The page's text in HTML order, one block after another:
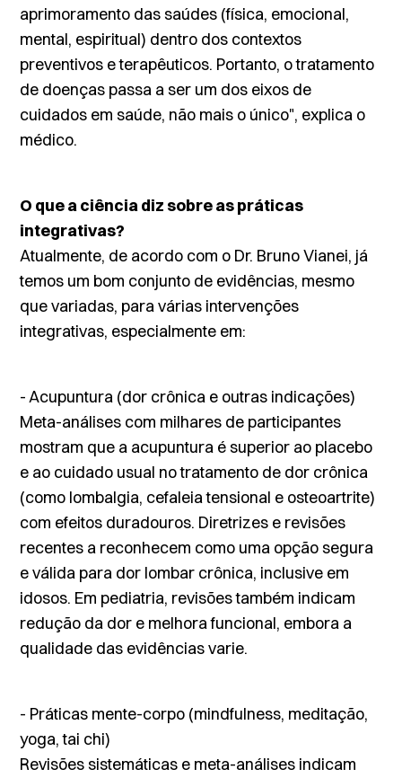
aprimoramento das saúdes (física, emocional,
mental, espiritual) dentro dos contextos
preventivos e terapêuticos. Portanto, o tratamento
de doenças passa a ser um dos eixos de
cuidados em saúde, não mais o único", explica o
médico.
O que a ciência diz sobre as práticas
integrativas?
Atualmente, de acordo com o Dr. Bruno Vianei, já
temos um bom conjunto de evidências, mesmo
que variadas, para várias intervenções
integrativas, especialmente em:
- Acupuntura (dor crônica e outras indicações)
Meta-análises com milhares de participantes
mostram que a acupuntura é superior ao placebo
e ao cuidado usual no tratamento de dor crônica
(como lombalgia, cefaleia tensional e osteoartrite)
com efeitos duradouros. Diretrizes e revisões
recentes a reconhecem como uma opção segura
e válida para dor lombar crônica, inclusive em
idosos. Em pediatria, revisões também indicam
redução da dor e melhora funcional, embora a
qualidade das evidências varie.
- Práticas mente-corpo (mindfulness, meditação,
yoga, tai chi)
Revisões sistemáticas e meta-análises indicam